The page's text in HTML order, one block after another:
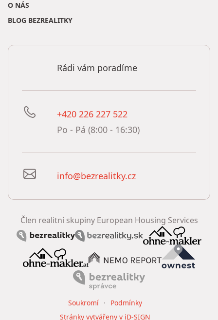
O NÁS
BLOG BEZREALITKY
Rádi vám poradíme
+420 226 227 522
Po - Pá (8:00 - 16:30)
info@bezrealitky.cz
Člen realitní skupiny European Housing Services
Soukromí
Podmínky
Stránky vytvářeny v iD-SIGN